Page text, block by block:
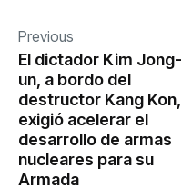
Previous
El dictador Kim Jong-
un, a bordo del
destructor Kang Kon,
exigió acelerar el
desarrollo de armas
nucleares para su
Armada